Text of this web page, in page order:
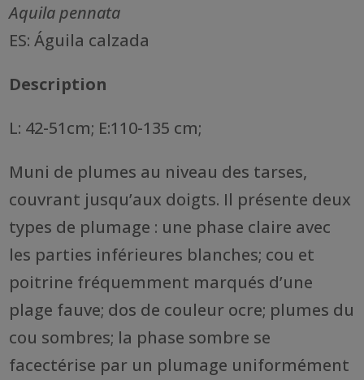
Aquila pennata
ES: Águila calzada
Description
L: 42-51cm; E:110-135 cm;
Muni de plumes au niveau des tarses,
couvrant jusqu’aux doigts. Il présente deux
types de plumage : une phase claire avec
les parties inférieures blanches; cou et
poitrine fréquemment marqués d’une
plage fauve; dos de couleur ocre; plumes du
cou sombres; la phase sombre se
facectérise par un plumage uniformément